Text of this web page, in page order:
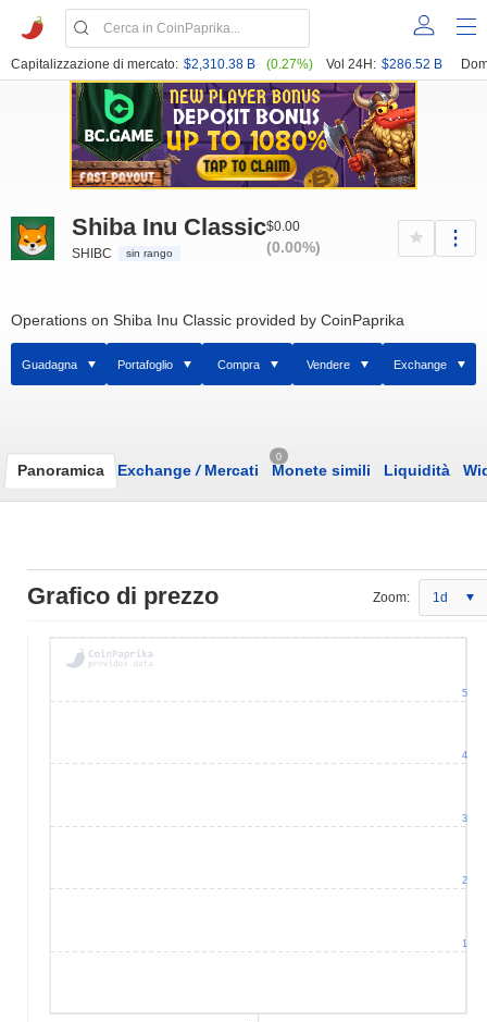
Capitalizzazione di mercato: $2,310.38 B (0.27%) Vol 24H: $286.52 B
Shiba Inu Classic
SHIBC sin rango
$0.00
(0.00%)
Operations on Shiba Inu Classic provided by CoinPaprika
Guadagna Portafoglio Compra Vendere Exchange
Panoramica Exchange /Mercati
0
Monete simili Liquidità
Grafico di prezzo Zoom: 1d
1
2
3
4
5